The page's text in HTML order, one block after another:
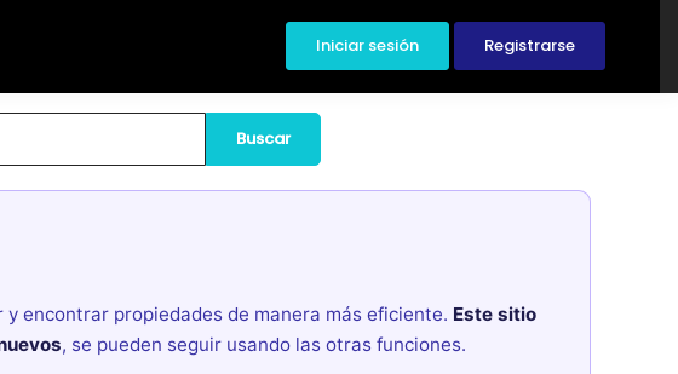
Iniciar sesión Registrarse
Buscar
encontrar propiedades de manera más eficiente. Este sitio
, se pueden seguir usando las otras funciones.